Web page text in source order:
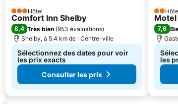
3 Étoiles
Hôtel
Comfort Inn Shelby
8,4 Très bien (953 évaluations)
Shelby, à 5.4 km de : Centre-ville
Sélectionnez des dates pour voir
les prix exacts
Consulter les prix
2
Motel
7,6
les